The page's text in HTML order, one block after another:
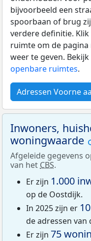
bijvoorbeeld een
spoorbaan of brug
verdere definitie.
ruimte om de
weer te geven. Bekijk
openbare ruimtes.
Adressen Voorne
Inwoners,
woningwaarde
Afgeleide gegevens
van het CBS.
Er zijn 1.000
op de Oostdijk.
In 2025 zijn er
de adressen van
Er zijn 75